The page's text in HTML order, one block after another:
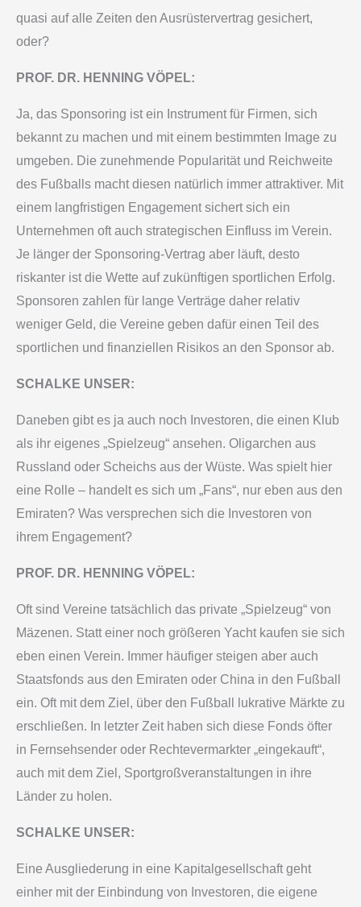
quasi auf alle Zeiten den Ausrüstervertrag gesichert,
oder?
PROF. DR. HENNING VÖPEL:
Ja, das Sponsoring ist ein Instrument für Firmen, sich
bekannt zu machen und mit einem bestimmten Image zu
umgeben. Die zunehmende Popularität und Reichweite
des Fußballs macht diesen natürlich immer attraktiver. Mit
einem langfristigen Engagement sichert sich ein
Unternehmen oft auch strategischen Einfluss im Verein.
Je länger der Sponsoring-Vertrag aber läuft, desto
riskanter ist die Wette auf zukünftigen sportlichen Erfolg.
Sponsoren zahlen für lange Verträge daher relativ
weniger Geld, die Vereine geben dafür einen Teil des
sportlichen und finanziellen Risikos an den Sponsor ab.
SCHALKE UNSER:
Daneben gibt es ja auch noch Investoren, die einen Klub
als ihr eigenes „Spielzeug“ ansehen. Oligarchen aus
Russland oder Scheichs aus der Wüste. Was spielt hier
eine Rolle – handelt es sich um „Fans“, nur eben aus den
Emiraten? Was versprechen sich die Investoren von
ihrem Engagement?
PROF. DR. HENNING VÖPEL:
Oft sind Vereine tatsächlich das private „Spielzeug“ von
Mäzenen. Statt einer noch größeren Yacht kaufen sie sich
eben einen Verein. Immer häufiger steigen aber auch
Staatsfonds aus den Emiraten oder China in den Fußball
ein. Oft mit dem Ziel, über den Fußball lukrative Märkte zu
erschließen. In letzter Zeit haben sich diese Fonds öfter
in Fernsehsender oder Rechtevermarkter „eingekauft“,
auch mit dem Ziel, Sportgroßveranstaltungen in ihre
Länder zu holen.
SCHALKE UNSER:
Eine Ausgliederung in eine Kapitalgesellschaft geht
einher mit der Einbindung von Investoren, die eigene